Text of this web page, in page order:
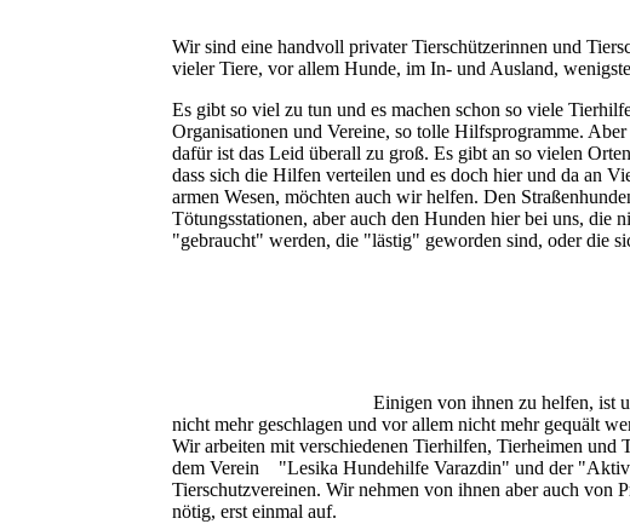
Wir sind eine handvoll privater Tierschützerinnen und
vieler Tiere, vor allem Hunde, im In- und Ausland,
Es gibt so viel zu tun und es machen schon so viele
Organisationen und Vereine, so tolle Hilfsprogramme. Aber
dafür ist das Leid überall zu groß. Es gibt an so vielen
dass sich die Hilfen verteilen und es doch hier und da an
armen Wesen, möchten auch wir helfen. Den
Tötungsstationen, aber auch den Hunden hier bei uns, die
"gebraucht" werden, die "lästig" geworden sind, oder die
Einigen von ihnen zu helfen, ist
nicht mehr geschlagen und vor allem nicht mehr gequält
Wir arbeiten mit verschiedenen Tierhilfen, Tierheimen und
dem Verein "Lesika Hundehilfe Varazdin" und der
Tierschutzvereinen. Wir nehmen von ihnen aber auch von
nötig, erst einmal auf.